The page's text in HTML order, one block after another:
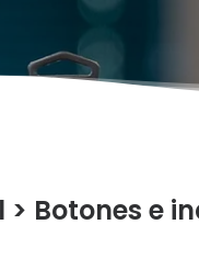
> Botones e